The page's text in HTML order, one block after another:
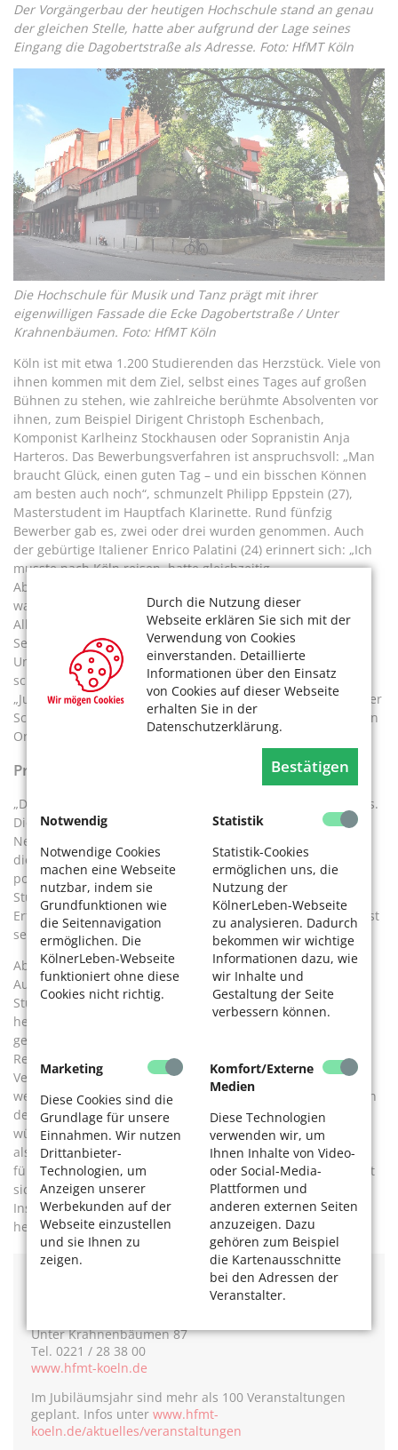
Durch die Nutzung dieser
Webseite erklären Sie sich mit der
Verwendung von Cookies
einverstanden. Detaillierte
Informationen über den Einsatz
von Cookies auf dieser Webseite
erhalten Sie in der
Datenschutzerklärung.
Bestätigen
Notwendig
Notwendige Cookies
machen eine Webseite
nutzbar, indem sie
Grundfunktionen wie
die Seitennavigation
ermöglichen. Die
KölnerLeben-Webseite
funktioniert ohne diese
Cookies nicht richtig.
Statistik
Statistik-Cookies
ermöglichen uns, die
Nutzung der
KölnerLeben-Webseite
zu analysieren. Dadurch
bekommen wir wichtige
Informationen dazu, wie
wir Inhalte und
Gestaltung der Seite
verbessern können.
Marketing
Diese Cookies sind die
Grundlage für unsere
Einnahmen. Wir nutzen
Drittanbieter-
Technologien, um
Anzeigen unserer
Werbekunden auf der
Webseite einzustellen
und sie Ihnen zu
zeigen.
Komfort/Externe
Medien
Diese Technologien
verwenden wir, um
Ihnen Inhalte von Video-
oder Social-Media-
Plattformen und
anderen externen Seiten
anzuzeigen. Dazu
gehören zum Beispiel
die Kartenausschnitte
bei den Adressen der
Veranstalter.
Der Vorgängerbau der heutigen Hochschule stand an genau
der gleichen Stelle, hatte aber aufgrund der Lage seines
Eingang die Dagobertstraße als Adresse. Foto: HfMT Köln
Die Hochschule für Musik und Tanz prägt mit ihrer
eigenwilligen Fassade die Ecke Dagobertstraße / Unter
Krahnenbäumen. Foto: HfMT Köln
Köln ist mit etwa 1.200 Studierenden das Herzstück. Viele von
ihnen kommen mit dem Ziel, selbst eines Tages auf großen
Bühnen zu stehen, wie zahlreiche berühmte Absolventen vor
ihnen, zum Beispiel Dirigent Christoph Eschenbach,
Komponist Karlheinz Stockhausen oder Sopranistin Anja
Harteros. Das Bewerbungsverfahren ist anspruchsvoll: „Man
braucht Glück, einen guten Tag – und ein bisschen Können
am besten auch noch“, schmunzelt Philipp Eppstein (27),
Masterstudent im Hauptfach Klarinette. Rund fünfzig
Bewerber gab es, zwei oder drei wurden genommen. Auch
der gebürtige Italiener Enrico Palatini (24) erinnert sich: „Ich
musste nach Köln reisen, hatte gleichzeitig
Abschlussprüfungen von meinem vorherigen Studium – das
war stressig.“ Wer es schafft, startet in einen intensiven
Alltag. Acht Stunden täglich mit dem Instrument sind keine
Seltenheit. Cellistin Lea Reutlinger (22) erzählt: „Mit
Unterricht, Proben und Üben zuhause kriegt man das recht
schnell zusammen.“ Bereits mit 15 Jahren verfolgte sie im
„Jungstudium“, einer frühen Form des Studiums während der
Schulzeit, konsequent ihren Traum, in einem professionellen
Orchester zu spielen.
Praxiserfahrung dank guter Vernetzung
„Die Chancen darauf stehen in Köln ganz gut“, so Prof. Claus.
Die Hochschule ist eingebettet in ein professionelles
Netzwerk. Das Gürzenich-Orchester, viele WDR-Ensembles,
die Oper Köln, zahlreiche Festivals – sie alle sind nicht nur
potenzielle Arbeitgeber, sondern auch Partner. Viele
Studierende sammeln schon im Studium praktische
Erfahrung. „Das Verhältnis zu der Musikszene in der Stadt ist
sehr eng“, erklärt Prof. Claus.
Aber auch Digitalisierung, neue musikalische
Ausdrucksformen und die zunehmende Diversität der
Studierenden verändern Inhalte und Strukturen. So wird
heute in Köln ein türkisches Instrument wie die Baglama
gelehrt – ein Signal für gesellschaftliche Öffnung und
Relevanz, wie Prof. Claus findet. Auch für ihn steht eine
Veränderung an: Am 1. Oktober reicht er das Rektor-Zepter
weiter an Prof. Andrea Raabe, die erste weibliche Rektorin in
der Geschichte der Hochschule. Trotz aller Veränderungen
wünscht er sich, dass die Musikhochschule weiterhin mehr
als ein Ort des Lernens sein wird und einen Resonanzraum
für Vergangenheit, Gegenwart und Zukunft bietet. Und er ist
sich sicher: „Der Kern, die klassische Gesangs- und
Instrumentalausbildung, wird immer bleiben, aber drum
herum wird sich eine Reihe von Dingen weiterentwickeln.“
Unter Krahnenbäumen 87
Tel. 0221 / 28 38 00
www.hfmt-koeln.de
Im Jubiläumsjahr sind mehr als 100 Veranstaltungen
geplant. Infos unter www.hfmt-
koeln.de/aktuelles/veranstaltungen